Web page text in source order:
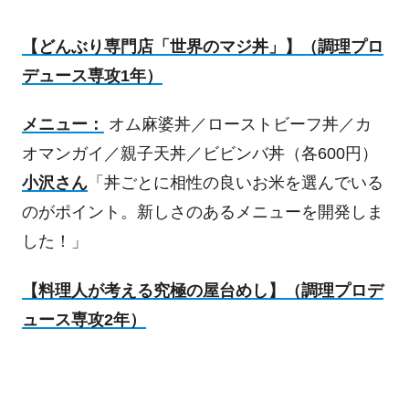
【どんぶり専門店「世界のマジ丼」】（調理プロ
デュース専攻1年）
メニュー：
オム麻婆丼／ローストビーフ丼／カ
オマンガイ／親子天丼／ビビンバ丼（各600円）
小沢さん「丼ごとに相性の良いお米を選んでいる
のがポイント。新しさのあるメニューを開発しま
した！」
【料理人が考える究極の屋台めし】（調理プロデ
ュース専攻2年）